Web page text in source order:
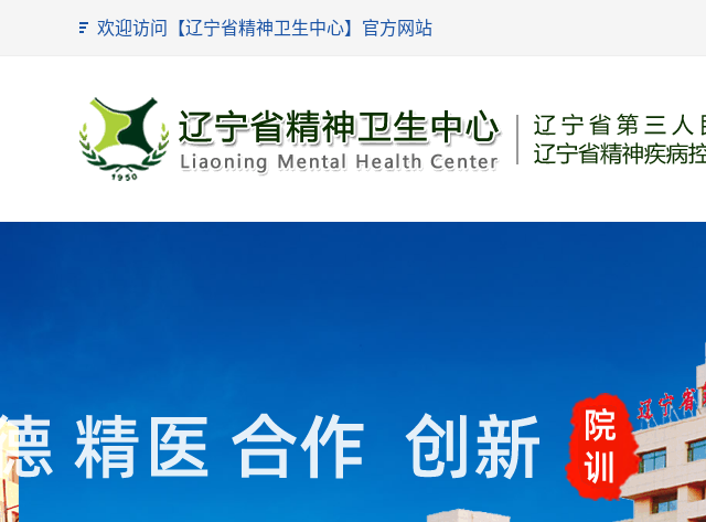
欢迎访问【辽宁省精神卫生中心】官方网站